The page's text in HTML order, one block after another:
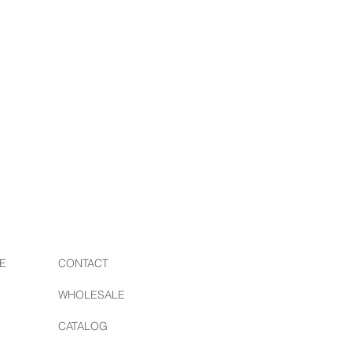
ロダクトを現代に蘇らせるブラン
CONTACT
WHOLESALE
CATALOG